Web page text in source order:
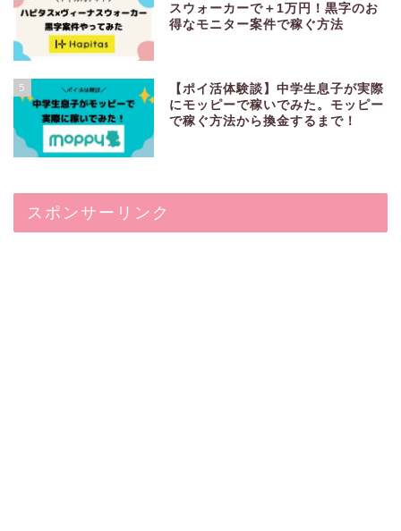
スウォーカーで＋1万円！黒字のお
得なモニター案件で稼ぐ方法
5
【ポイ活体験談】中学生息子が実際
にモッピーで稼いでみた。モッピー
で稼ぐ方法から換金するまで！
スポンサーリンク